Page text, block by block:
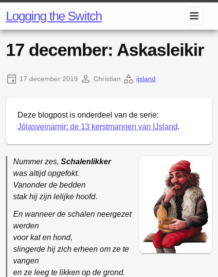
Logging the Switch
17 december: Askasleikir
17 december 2019 Christian ijsland
Deze blogpost is onderdeel van de serie:
Jólasveinarnir: de 13 kerstmannen van IJsland.
Nummer zes, Schalenlikker
was altijd opgefokt.
Vanonder de bedden
stak hij zijn lelijke hoofd.
En wanneer de schalen neergezet
werden
voor kat en hond,
slingerde hij zich erheen om ze te
vangen
en ze leeg te likken op de grond.